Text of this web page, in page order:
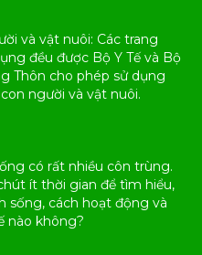
và vật nuôi: Các trang
đều được Bộ Y Tế và Bộ
Thôn cho phép sử dụng
người và vật nuôi.
có rất nhiều côn trùng.
ít thời gian để tìm hiểu,
sống, cách hoạt động và
nào không?